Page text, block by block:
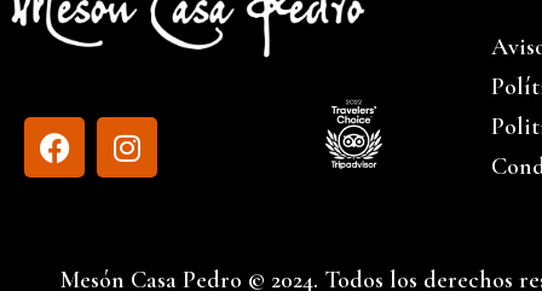
Mesón Casa Pedro © 2024. Todos los derechos